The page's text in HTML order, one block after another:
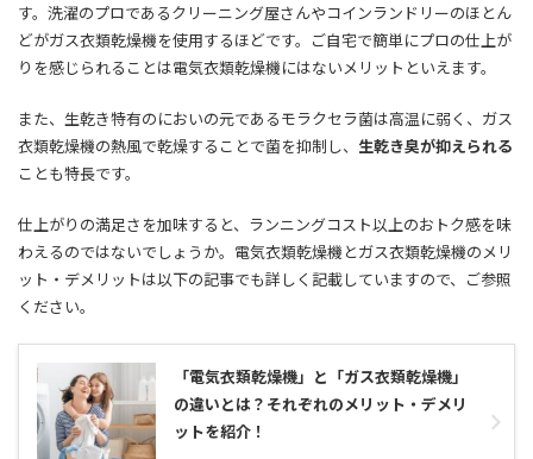
す。洗濯のプロであるクリーニング屋さんやコインランドリーのほとん
どがガス衣類乾燥機を使用するほどです。ご自宅で簡単にプロの仕上が
りを感じられることは電気衣類乾燥機にはないメリットといえます。
また、生乾き特有のにおいの元であるモラクセラ菌は高温に弱く、ガス
衣類乾燥機の熱風で乾燥することで菌を抑制し、 生乾き臭が抑えられる
ことも特長です。
仕上がりの満足さを加味すると、ランニングコスト以上のおトク感を味
わえるのではないでしょうか。電気衣類乾燥機とガス衣類乾燥機のメリ
ット・デメリットは以下の記事でも詳しく記載していますので、ご参照
ください。
「電気衣類乾燥機」と「ガス衣類乾燥機」
の違いとは？それぞれのメリット・デメリ
ットを紹介！